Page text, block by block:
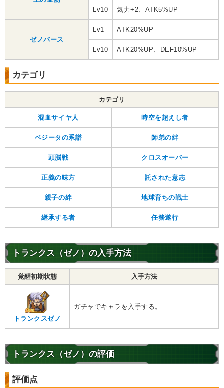
Lv10
気力+2、ATK5%UP
ゼノバース
Lv1 ATK20%UP
Lv10 ATK20%UP、DEF10%UP
カテゴリ
カテゴリ
混血サイヤ人 時空を超えし者
ベジータの系譜 師弟の絆
頭脳戦 クロスオーバー
正義の味方 託された意志
親子の絆 地球育ちの戦士
継承する者 任務遂行
トランクス（ゼノ）の入手方法
覚醒初期状態 入手方法
トランクスゼノ
ガチャでキャラを入手する。
トランクス（ゼノ）の評価
評価点